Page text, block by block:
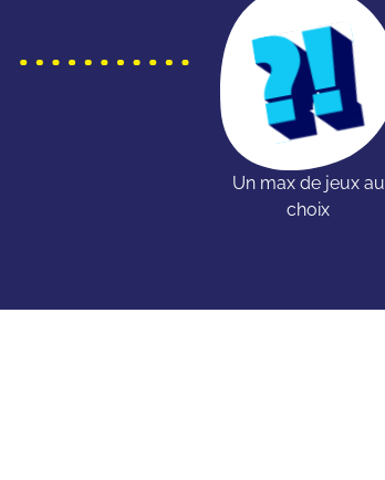
Un max de jeux au
choix